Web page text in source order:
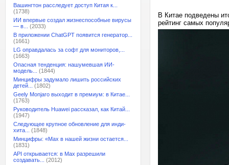
Вашингтон расследует доступ Китая к...
(1738)
ИИ впервые создал жизнеспособные вирусы
— в...
(2033)
В приложении ChatGPT появится генератор...
(1661)
LG оправдалась за софт для мониторов,...
(1663)
Опасная тенденция: нашумевшая ИИ-
модель...
(1844)
Минцифры задумало лишить российских
детей...
(1802)
Geely Monjaro выходит в премиум: в Китае...
(1763)
Руководитель Huawei рассказал, как Китай...
(1947)
Следующее крупное обновление для инди-
хита...
(1848)
Минцифры: «Max в нашей жизни остается...
(1831)
API открывается: в Max разрешили
создавать...
(2012)
В Китае подведены
рейтинг самых